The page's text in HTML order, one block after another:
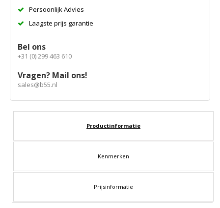
Persoonlijk Advies
Laagste prijs garantie
Bel ons
+31 (0) 299 463 610
Vragen? Mail ons!
sales@b55.nl
Productinformatie
Kenmerken
Prijsinformatie